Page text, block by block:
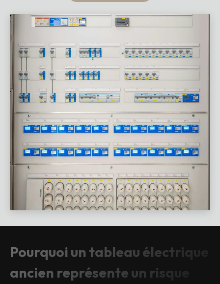
Pourquoi un tableau électrique
ancien représente un risque